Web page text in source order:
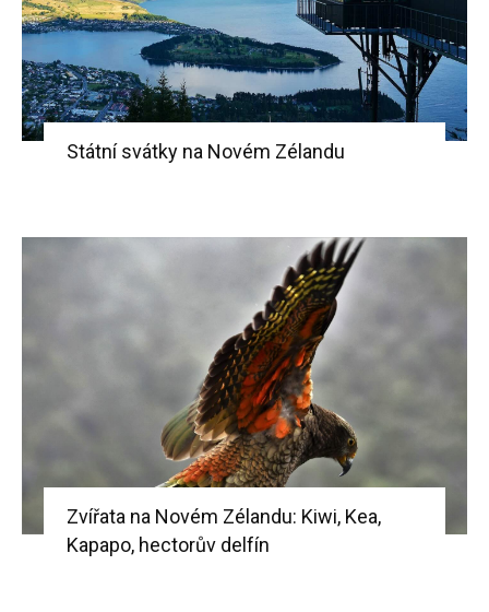
Státní svátky na Novém Zélandu
Zvířata na Novém Zélandu: Kiwi, Kea,
Kapapo, hectorův delfín